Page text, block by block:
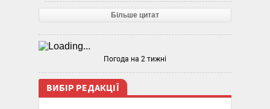
Більше цитат
Погода на 2 тижні
ВИБІР РЕДАКЦІЇ